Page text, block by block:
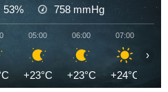
53% 758 mmHg
05:00
+23°C
06:00
+23°C
07:00
+24°C
›